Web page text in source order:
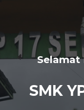
Selamat
SMK